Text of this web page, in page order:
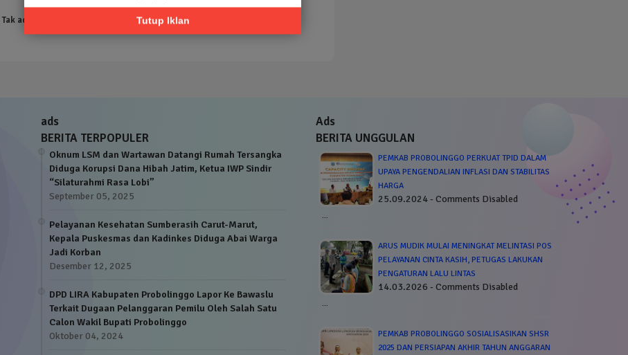
Tutup Iklan
Tak ada hasil yang ditemukan
ads
BERITA TERPOPULER
Oknum LSM dan Wartawan Datangi Rumah Tersangka
Diduga Korupsi Dana Hibah Jatim, Ketua IWP Sindir
“Silaturahmi Rasa Lobi”
September 05, 2025
Pelayanan Kesehatan Sumberasih Carut-Marut,
Kepala Puskesmas dan Kadinkes Diduga Abai Warga
Jadi Korban
Desember 12, 2025
DPD LIRA Kabupaten Probolinggo Lapor Ke Bawaslu
Terkait Dugaan Pelanggaran Pemilu Oleh Salah Satu
Calon Wakil Bupati Probolinggo
Oktober 04, 2024
Ads
BERITA UNGGULAN
PEMKAB PROBOLINGGO PERKUAT TPID DALAM
UPAYA PENGENDALIAN INFLASI DAN STABILITAS
HARGA
25.09.2024 - Comments Disabled
…
ARUS MUDIK MULAI MENINGKAT MELINTASI POS
PELAYANAN CINTA KASIH, PETUGAS LAKUKAN
PENGATURAN LALU LINTAS
14.03.2026 - Comments Disabled
…
PEMKAB PROBOLINGGO SOSIALISASIKAN SHSR
2025 DAN PERSIAPAN AKHIR TAHUN ANGGARAN